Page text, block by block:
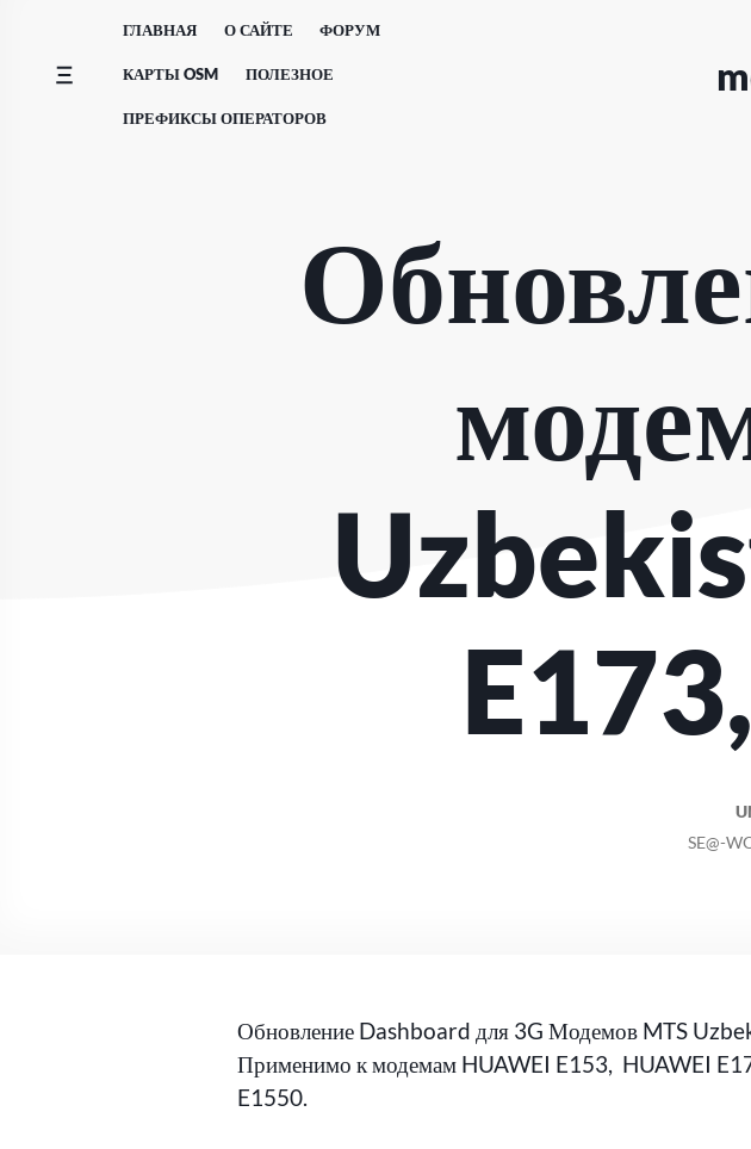
содержимому
ГЛАВНАЯ О САЙТЕ ФОРУМ
КАРТЫ OSM ПОЛЕЗНОЕ
ПРЕФИКСЫ ОПЕРАТОРОВ
SE@-
Обновление Dashboard для 3G Модемов MTS
Применимо к модемам HUAWEI E153, HUAWEI
E1550.